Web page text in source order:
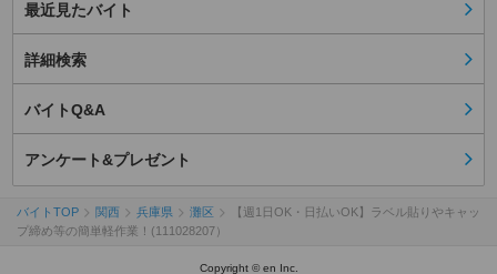
最近見たバイト
詳細検索
バイトQ&A
アンケート&プレゼント
バイトTOP 関西 兵庫県 灘区
【週1日OK・日払いOK】ラベル貼りやキャッ
プ締め等の簡単軽作業！(111028207）
Copyright © en Inc.